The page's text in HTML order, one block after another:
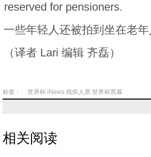
reserved for pensioners.
一些年轻人还被拍到坐在老年
（译者 Lari 编辑 齐磊）
标签： 世界杯 iNews 残疾人票 世界杯黑幕
相关阅读